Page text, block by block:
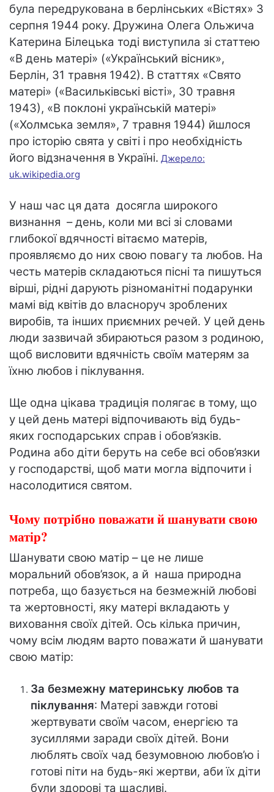
була передрукована в берлінських «Вістях» 3
серпня 1944 року. Дружина Олега Ольжича
Катерина Білецька тоді виступила зі статтею
«В день матері» («Український вісник»,
Берлін, 31 травня 1942). В статтях «Свято
матері» («Васильківські вісті», 30 травня
1943), «В поклоні українській матері»
(«Холмська земля», 7 травня 1944) йшлося
про історію свята у світі і про необхідність
його відзначення в Україні. Джерело:
uk.wikipedia.org
У наш час ця дата досягла широкого
визнання – день, коли ми всі зі словами
глибокої вдячності вітаємо матерів,
проявляємо до них свою повагу та любов. На
честь матерів складаються пісні та пишуться
вірші, рідні дарують різноманітні подарунки
мамі від квітів до власноруч зроблених
виробів, та інших приємних речей. У цей день
люди зазвичай збираються разом з родиною,
щоб висловити вдячність своїм матерям за
їхню любов і піклування.
Ще одна цікава традиція полягає в тому, що
у цей день матері відпочивають від будь-
яких господарських справ і обов’язків.
Родина або діти беруть на себе всі обов’язки
у господарстві, щоб мати могла відпочити і
насолодитися святом.
Чому потрібно поважати й шанувати свою
матір?
Шанувати свою матір – це не лише
моральний обов’язок, а й наша природна
потреба, що базується на безмежній любові
та жертовності, яку матері вкладають у
виховання своїх дітей. Ось кілька причин,
чому всім людям варто поважати й шанувати
свою матір:
За безмежну материнську любов та
піклування: Матері завжди готові
жертвувати своїм часом, енергією та
зусиллями заради своїх дітей. Вони
люблять своїх чад безумовною любов’ю і
готові піти на будь-які жертви, аби їх діти
були здорові та щасливі.